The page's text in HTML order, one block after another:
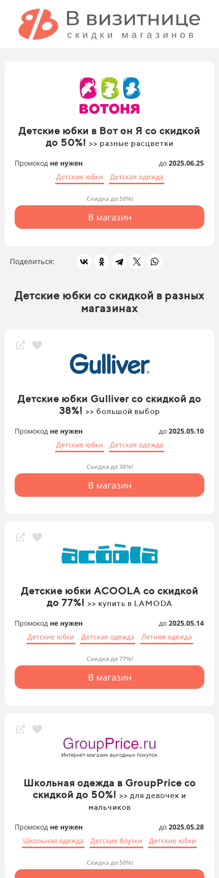
Детские юбки в Вот он Я со скидкой
до 50%! >> разные расцветки
Промокод не нужен до 2025.06.25
Детские юбки
Детская одежда
Скидка до 50%!
В магазин
Поделиться:
Детские юбки со скидкой в разных
магазинах
Детские юбки Gulliver со скидкой до
38%! >> большой выбор
Промокод не нужен до 2025.05.10
Детские юбки
Детская одежда
Скидка до 38%!
В магазин
Детские юбки ACOOLA со скидкой
до 77%! >> купить в LAMODA
Промокод не нужен до 2025.05.14
Детские юбки
Детская одежда Летняя одежда
Скидка до 77%!
В магазин
Школьная одежда в GroupPrice со
скидкой до 50%! >> для девочек и
мальчиков
Промокод не нужен до 2025.05.28
Школьная одежда
Детские блузки Детские юбки
Скидка до 50%!